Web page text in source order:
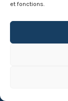
et fonctions.
CNT
travaux de